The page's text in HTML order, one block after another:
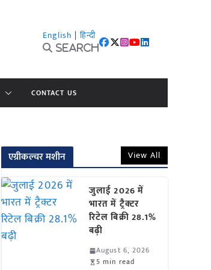
English | हिन्दी
Search
CONTACT US
एग्रीकल्चर मशीन View All
जुलाई 2026 में
भारत में ट्रैक्टर
रिटेल बिक्री 28.1%
बढ़ी
August 6, 2026
5 min read